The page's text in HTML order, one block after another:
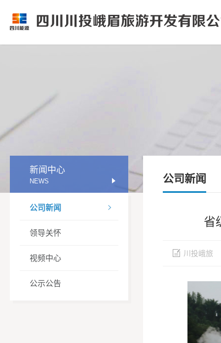
新闻中心
NEWS

公司新闻
领导关怀
视频中心
公示公告
公司新闻
省
川投峨旅